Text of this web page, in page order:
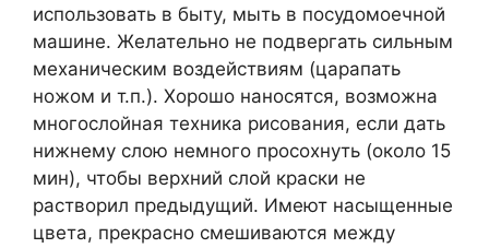
использовать в быту, мыть в посудомоечной
машине. Желательно не подвергать сильным
механическим воздействиям (царапать
ножом и т.п.). Хорошо наносятся, возможна
многослойная техника рисования, если дать
нижнему слою немного просохнуть (около 15
мин), чтобы верхний слой краски не
растворил предыдущий. Имеют насыщенные
цвета, прекрасно смешиваются между